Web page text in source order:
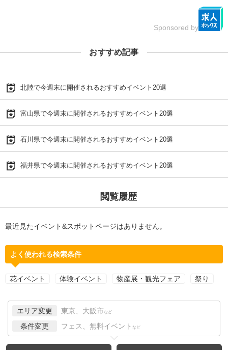
Sponsored by
おすすめ記事
北陸で今週末に開催されるおすすめイベント20選
富山県で今週末に開催されるおすすめイベント20選
石川県で今週末に開催されるおすすめイベント20選
福井県で今週末に開催されるおすすめイベント20選
閲覧履歴
最近見たイベント&スポットページはありません。
よく使われる検索条件
花イベント 体験イベント 物産展・観光フェア 祭り
エリア変更 東京、大阪市 など
条件変更 フェス、無料イベント など